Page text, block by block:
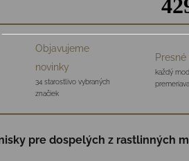
Objavujeme
novinky
34 starostlivo vybraných
značiek
každý
pre dospelých z rastlinných